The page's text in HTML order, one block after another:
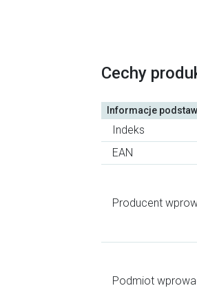
Cechy
Informacje
Indeks
EAN
Producent
Podmiot